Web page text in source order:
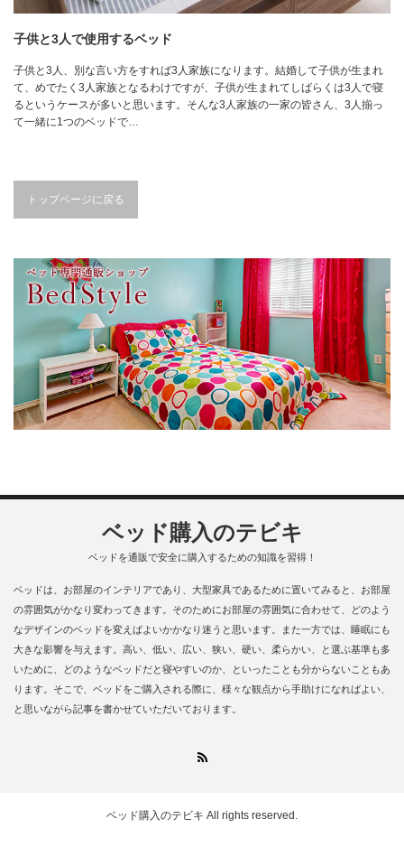
子供と3人で使用するベッド
子供と3人、別な言い方をすれば3人家族になります。結婚して子供が生まれ
て、めでたく3人家族となるわけですが、子供が生まれてしばらくは3人で寝
るというケースが多いと思います。そんな3人家族の一家の皆さん、3人揃っ
て一緒に1つのベッドで…
トップページに戻る
ベッド購入のテビキ
ベッドを通販で安全に購入するための知識を習得！
ベッドは、お部屋のインテリアであり、大型家具であるために置いてみると、お部屋
の雰囲気がかなり変わってきます。そのためにお部屋の雰囲気に合わせて、どのよう
なデザインのベッドを変えばよいかかなり迷うと思います。また一方では、睡眠にも
大きな影響を与えます。高い、低い、広い、狭い、硬い、柔らかい、と選ぶ基準も多
いために、どのようなベッドだと寝やすいのか、といったことも分からないこともあ
ります。そこで、ベッドをご購入される際に、様々な観点から手助けになればよい、
と思いながら記事を書かせていただいております。
ベッド購入のテビキ All rights reserved.